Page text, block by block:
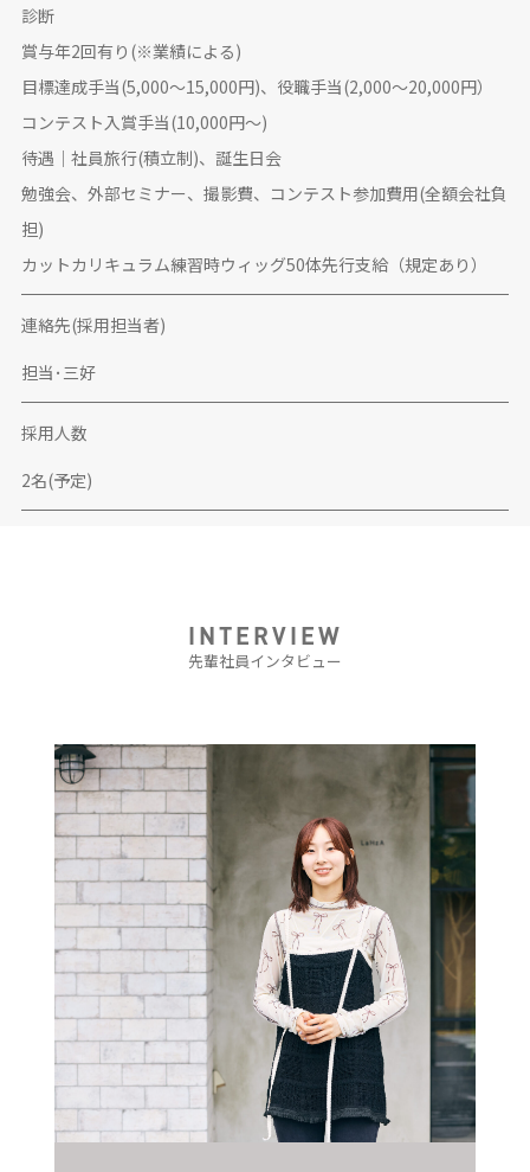
診断
賞与年2回有り(※業績による)
目標達成手当(5,000〜15,000円)、役職手当(2,000〜20,000円）
コンテスト入賞手当(10,000円〜)
待遇｜社員旅行(積立制)、誕生日会
勉強会、外部セミナー、撮影費、コンテスト参加費用(全額会社負
担)
カットカリキュラム練習時ウィッグ50体先行支給（規定あり）
連絡先(採用担当者)
担当･三好
採用人数
2名(予定)
INTERVIEW
先輩社員インタビュー